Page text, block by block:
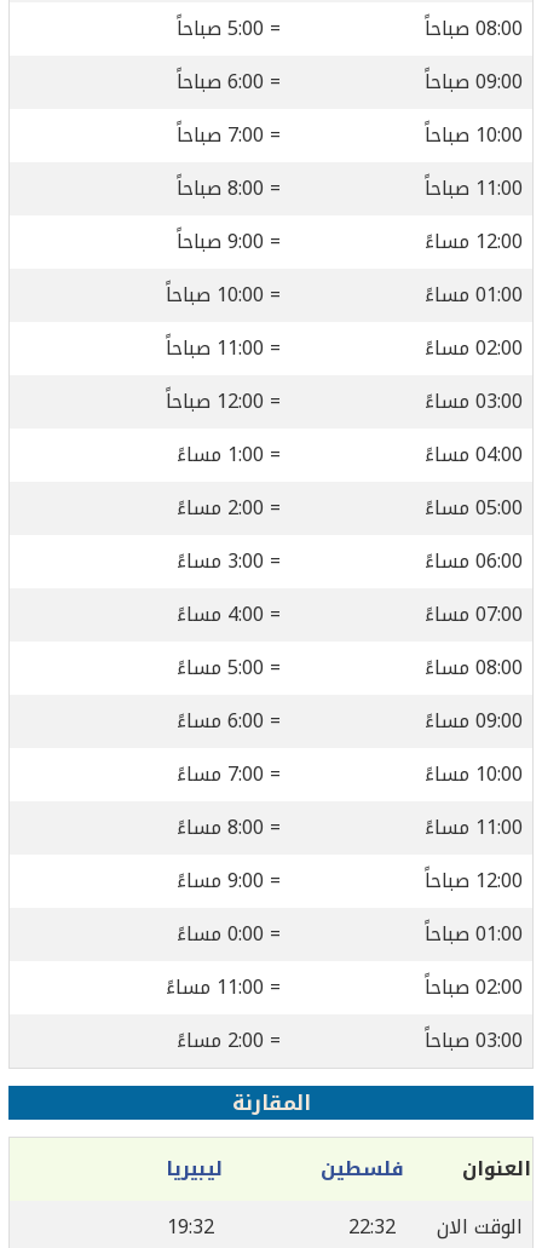
08:00 صباحاً
= 5:00 صباحاً
09:00 صباحاً
= 6:00 صباحاً
10:00 صباحاً
= 7:00 صباحاً
11:00 صباحاً
= 8:00 صباحاً
12:00 مساءً
= 9:00 صباحاً
01:00 مساءً
= 10:00 صباحاً
02:00 مساءً
= 11:00 صباحاً
03:00 مساءً
= 12:00 صباحاً
04:00 مساءً
= 1:00 مساءً
05:00 مساءً
= 2:00 مساءً
06:00 مساءً
= 3:00 مساءً
07:00 مساءً
= 4:00 مساءً
08:00 مساءً
= 5:00 مساءً
09:00 مساءً
= 6:00 مساءً
10:00 مساءً
= 7:00 مساءً
11:00 مساءً
= 8:00 مساءً
12:00 صباحاً
= 9:00 مساءً
01:00 صباحاً
= 0:00 مساءً
02:00 صباحاً
= 11:00 مساءً
03:00 صباحاً
= 2:00 مساءً
المقارنة
العنوان فلسطين
ليبيريا
الوقت الان
22:32
19:32